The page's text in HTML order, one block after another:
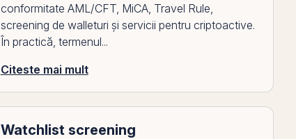
conformitate AML/CFT, MiCA, Travel Rule,
screening de walleturi și servicii pentru criptoactive.
În practică, termenul...
Citeste mai mult
Watchlist screening